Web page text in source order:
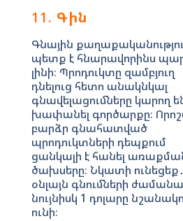
11. Գին
Գնային
պետք է հնարավորինս
լինի։ Պրոդուկտը զամբյուղ
դնելուց հետո անակնկալ
գնավելացումները կարող
խափանել գործարքը։
բարձր գնահատված
պրոդուկտների դեպքում
ցանկալի է հանել
ծախսերը։ Նկատի ունեցեք․
օնլայն գնումների
նույնիսկ 1 դոլարը
ունի։